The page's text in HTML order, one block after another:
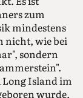
zum
mindestens
nicht, wie bei
sondern
Long Island im
wurde,